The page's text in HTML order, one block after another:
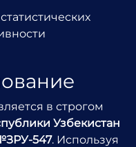
в строгом
Узбекистан
547. Используя